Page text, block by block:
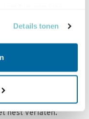
Details tonen
| Vind ik leuk|
van de jongen die
nest verlaten.